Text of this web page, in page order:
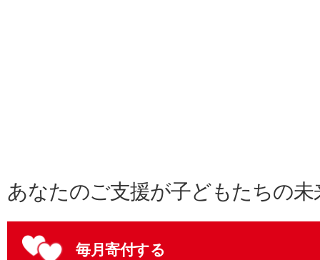
あなたのご支援が子どもたちの
毎月寄付する